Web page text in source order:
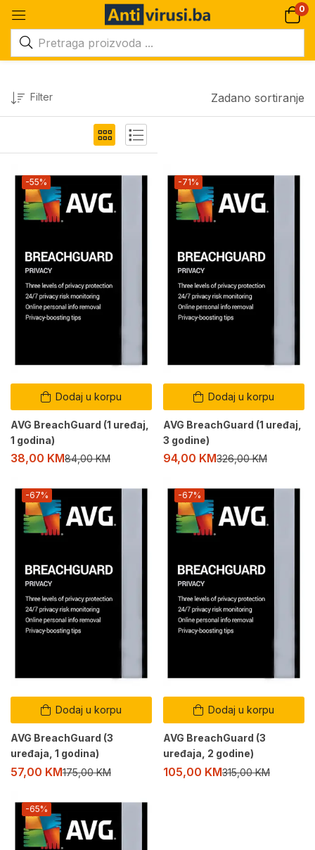
0
Filter Zadano sortiranje
Dodaj u korpu
-55%
AVG BreachGuard (1 uređaj,
1 godina)
38,00 KM84,00KM
Dodaj u korpu
-71%
AVG BreachGuard (1 uređaj,
3 godine)
94,00 KM326,00KM
Dodaj u korpu
-67%
AVG BreachGuard (3
uređaja, 1 godina)
57,00 KM175,00KM
Dodaj u korpu
-67%
AVG BreachGuard (3
uređaja, 2 godine)
105,00 KM315,00KM
-65%